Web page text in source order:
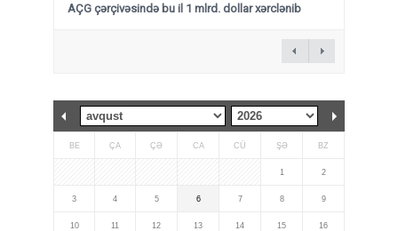
AÇG çərçivəsində bu il 1 mlrd. dollar xərclənib
BE ÇA ÇƏ CA CÜ ŞƏ BZ
1 2
3 4 5 6 7 8 9
10 11 12 13 14 15 16